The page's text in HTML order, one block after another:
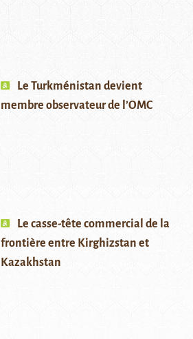
Le Turkménistan devient
membre observateur de l’OMC
Le casse-tête commercial de la
frontière entre Kirghizstan et
Kazakhstan